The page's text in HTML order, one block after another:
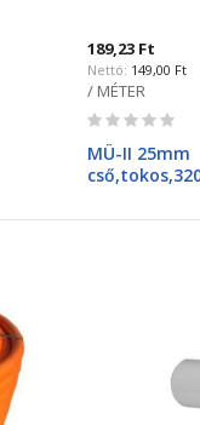
189,23 Ft
149,00 Ft
/ MÉTER
Rating:
0%
MÜ-II 25mm